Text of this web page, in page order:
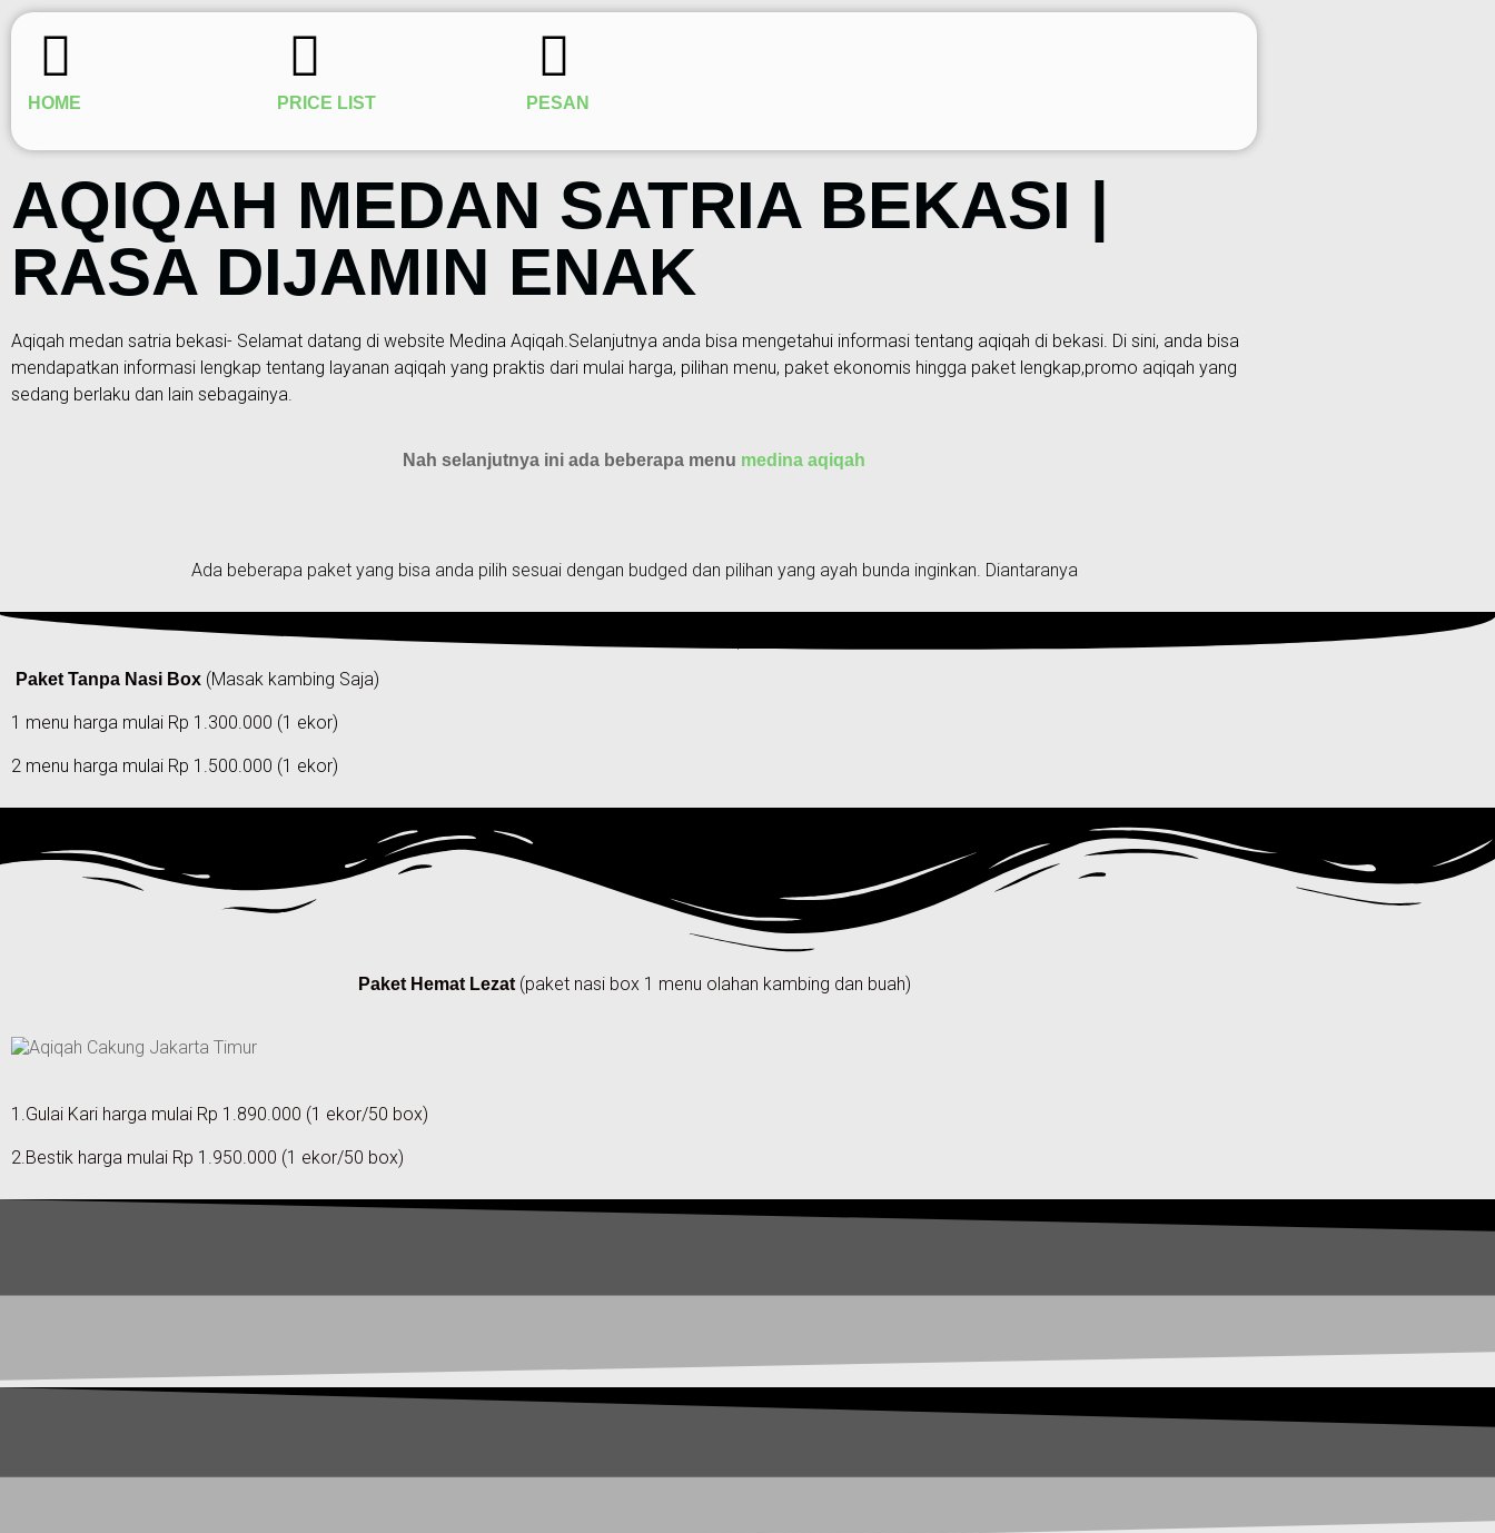
HOME PRICE LIST PESAN
AQIQAH MEDAN SATRIA BEKASI |
RASA DIJAMIN ENAK
Aqiqah medan satria bekasi- Selamat datang di website Medina Aqiqah.Selanjutnya anda bisa mengetahui informasi tentang aqiqah di bekasi. Di sini, anda bisa
mendapatkan informasi lengkap tentang layanan aqiqah yang praktis dari mulai harga, pilihan menu, paket ekonomis hingga paket lengkap,promo aqiqah yang
sedang berlaku dan lain sebagainya.
Nah selanjutnya ini ada beberapa menu medina aqiqah
Ada beberapa paket yang bisa anda pilih sesuai dengan budged dan pilihan yang ayah bunda inginkan. Diantaranya
Paket Tanpa Nasi Box (Masak kambing Saja)
1 menu harga mulai Rp 1.300.000 (1 ekor)
2 menu harga mulai Rp 1.500.000 (1 ekor)
Paket Hemat Lezat(paket nasi box 1 menu olahan kambing dan buah)
1.Gulai Kari harga mulai Rp 1.890.000 (1 ekor/50 box)
2.Bestik harga mulai Rp 1.950.000 (1 ekor/50 box)